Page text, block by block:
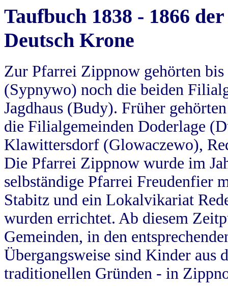
Taufbuch 1838 - 1866
Deutsch Krone
Zur Pfarrei Zippnow gehörten
(Sypnywo) noch die beiden
Jagdhaus (Budy). Früher
die Filialgemeinden Doderlage
Klawittersdorf (Glowaczewo),
Die Pfarrei Zippnow wurde im
selbständige Pfarrei Freudenfier
Stabitz und ein Lokalvikariat
wurden errichtet. Ab diesem
Gemeinden, in den
Übergangsweise sind Kinder aus
traditionellen Gründen - in